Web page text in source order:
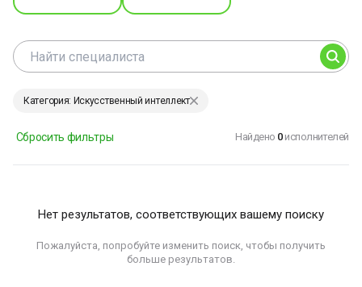
Категория: Искусственный интеллект
Сбросить фильтры Найдено 0 исполнителей
Нет результатов, соответствующих вашему поиску
Пожалуйста, попробуйте изменить поиск, чтобы получить
больше результатов.